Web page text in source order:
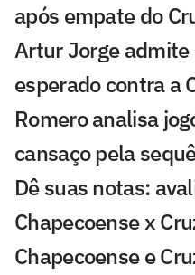
após empate do
Artur Jorge admite
esperado contra a
Romero analisa
cansaço pela
Dê suas notas:
Chapecoense x
Chapecoense e